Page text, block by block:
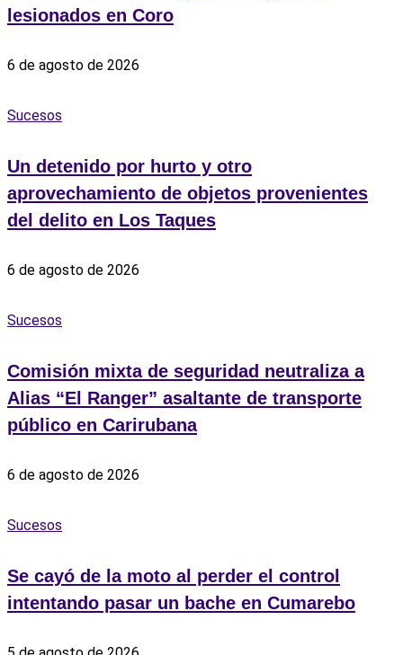
lesionados en Coro
6 de agosto de 2026
Sucesos
Un detenido por hurto y otro
aprovechamiento de objetos provenientes
del delito en Los Taques
6 de agosto de 2026
Sucesos
Comisión mixta de seguridad neutraliza a
Alias “El Ranger” asaltante de transporte
público en Carirubana
6 de agosto de 2026
Sucesos
Se cayó de la moto al perder el control
intentando pasar un bache en Cumarebo